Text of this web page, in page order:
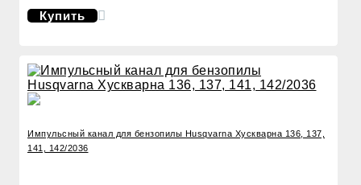
Купить
Импульсный канал для бензопилы Husqvarna Хускварна 136, 137,
141, 142/2036